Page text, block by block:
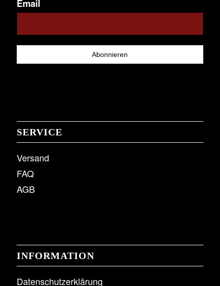
Email
SERVICE
Versand
FAQ
AGB
INFORMATION
Datenschutzerklärung